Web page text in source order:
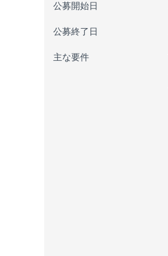
公募開始日
公募終了日
主な要件